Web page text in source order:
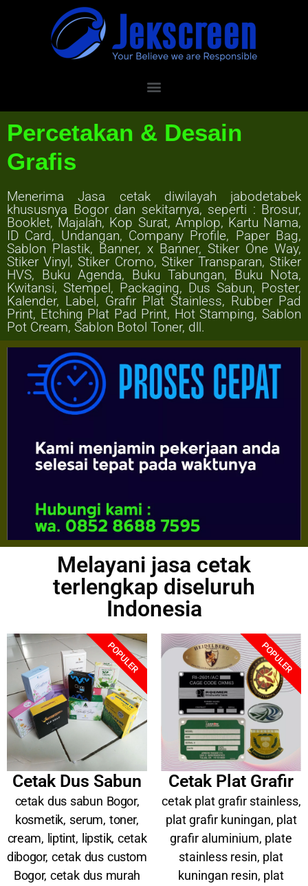
Percetakan & Desain
Grafis
Menerima Jasa cetak diwilayah jabodetabek
khususnya Bogor dan sekitarnya, seperti : Brosur,
Booklet, Majalah, Kop Surat, Amplop, Kartu Nama,
ID Card, Undangan, Company Profile, Paper Bag,
Sablon Plastik, Banner, x Banner, Stiker One Way,
Stiker Vinyl, Stiker Cromo, Stiker Transparan, Stiker
HVS, Buku Agenda, Buku Tabungan, Buku Nota,
Kwitansi, Stempel, Packaging, Dus Sabun, Poster,
Kalender, Label, Grafir Plat Stainless, Rubber Pad
Print, Etching Plat Pad Print, Hot Stamping, Sablon
Pot Cream, Sablon Botol Toner, dll.
Melayani jasa cetak
terlengkap diseluruh
Indonesia
Cetak Dus Sabun
cetak dus sabun Bogor,
kosmetik, serum, toner,
cream, liptint, lipstik, cetak
dibogor, cetak dus custom
Bogor, cetak dus murah
POPULER
Cetak Plat Grafir
cetak plat grafir stainless,
plat grafir kuningan, plat
grafir aluminium, plate
stainless resin, plat
kuningan resin, plat
POPULER